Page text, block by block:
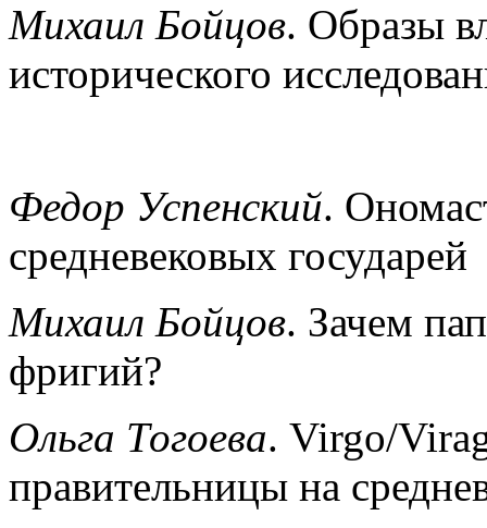
Михаил Бойцов. Образы
исторического
Федор Успенский.
средневековых государей
Михаил Бойцов. Зачем
фригий?
Ольга Тогоева. Virgo/
правительницы на